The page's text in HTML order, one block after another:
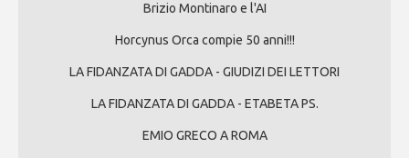
Brizio Montinaro e l'AI
Horcynus Orca compie 50 anni!!!
LA FIDANZATA DI GADDA - GIUDIZI DEI LETTORI
LA FIDANZATA DI GADDA - ETABETA PS.
EMIO GRECO A ROMA